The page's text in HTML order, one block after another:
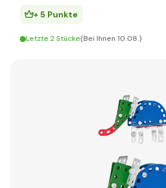
+ 5 Punkte
Letzte 2 Stücke(Bei Ihnen 10.08.)